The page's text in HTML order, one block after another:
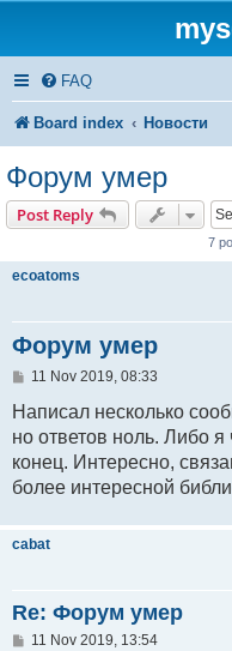
FAQ
Board index Новости
Форум умер
Post Reply
7
ecoatoms
Форум умер
P
s
11 Nov 2019, 08:33
Написал несколько
но ответов ноль. Либо
конец. Интересно,
более интересной
cabat
Re: Форум умер
P11 Nov 2019, 13:54